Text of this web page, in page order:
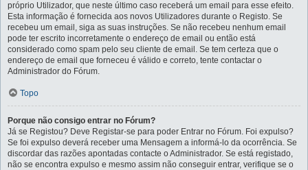
próprio Utilizador, que neste último caso receberá um email para esse efeito.
Esta informação é fornecida aos novos Utilizadores durante o Registo. Se
recebeu um email, siga as suas instruções. Se não recebeu nenhum email
pode ter escrito incorretamente o endereço de email ou então está
considerado como spam pelo seu cliente de email. Se tem certeza que o
endereço de email que forneceu é válido e correto, tente contactar o
Administrador do Fórum.
Topo
Porque não consigo entrar no Fórum?
Já se Registou? Deve Registar-se para poder Entrar no Fórum. Foi expulso?
Se foi expulso deverá receber uma Mensagem a informá-lo da ocorrência. Se
discordar das razões apontadas contacte o Administrador. Se está registado,
não se encontra expulso e mesmo assim não conseguir entrar, verifique se o